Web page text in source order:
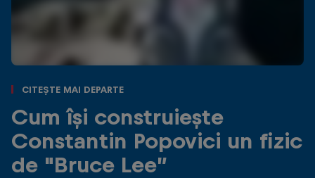
Citește mai departe
Cum își construiește
Constantin Popovici un fizic
de "Bruce Lee”